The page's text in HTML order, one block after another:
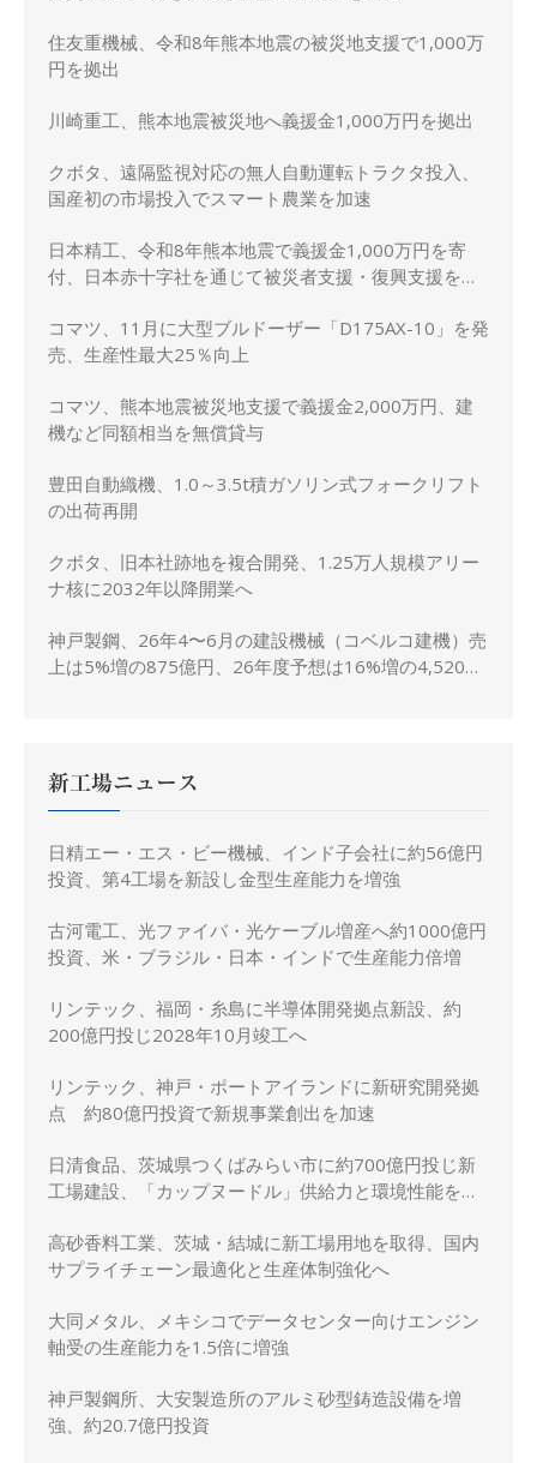
住友重機械、令和8年熊本地震の被災地支援で1,000万
円を拠出
川崎重工、熊本地震被災地へ義援金1,000万円を拠出
クボタ、遠隔監視対応の無人自動運転トラクタ投入、
国産初の市場投入でスマート農業を加速
日本精工、令和8年熊本地震で義援金1,000万円を寄
付、日本赤十字社を通じて被災者支援・復興支援を実
コマツ、11月に大型ブルドーザー「D175AX-10」を発
売、生産性最大25％向上
コマツ、熊本地震被災地支援で義援金2,000万円、建
機など同額相当を無償貸与
豊田自動織機、1.0～3.5t積ガソリン式フォークリフト
の出荷再開
クボタ、旧本社跡地を複合開発、1.25万人規模アリー
ナ核に2032年以降開業へ
神戸製鋼、26年4〜6月の建設機械（コベルコ建機）売
上は5%増の875億円、26年度予想は16%増の4,520億
新工場ニュース
日精エー・エス・ビー機械、インド子会社に約56億円
投資、第4工場を新設し金型生産能力を増強
古河電工、光ファイバ・光ケーブル増産へ約1000億円
投資、米・ブラジル・日本・インドで生産能力倍増
リンテック、福岡・糸島に半導体開発拠点新設、約
200億円投じ2028年10月竣工へ
リンテック、神戸・ポートアイランドに新研究開発拠
点 約80億円投資で新規事業創出を加速
日清食品、茨城県つくばみらい市に約700億円投じ新
工場建設、「カップヌードル」供給力と環境性能を強
高砂香料工業、茨城・結城に新工場用地を取得、国内
サプライチェーン最適化と生産体制強化へ
大同メタル、メキシコでデータセンター向けエンジン
軸受の生産能力を1.5倍に増強
神戸製鋼所、大安製造所のアルミ砂型鋳造設備を増
強、約20.7億円投資